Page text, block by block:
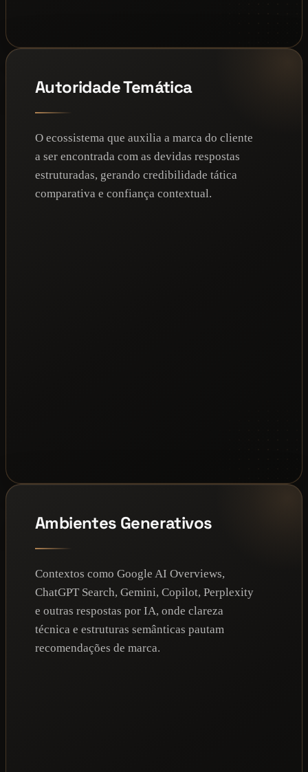
Autoridade Temática
O ecossistema que auxilia a marca do cliente
a ser encontrada com as devidas respostas
estruturadas, gerando credibilidade tática
comparativa e confiança contextual.
Ambientes Generativos
Contextos como Google AI Overviews,
ChatGPT Search, Gemini, Copilot, Perplexity
e outras respostas por IA, onde clareza
técnica e estruturas semânticas pautam
recomendações de marca.